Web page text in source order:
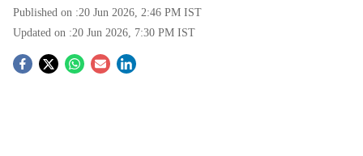
Published on :20 Jun 2026, 2:46 PM IST
Updated on :20 Jun 2026, 7:30 PM IST
S